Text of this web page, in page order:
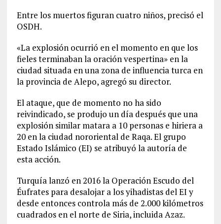
Entre los muertos figuran cuatro niños, precisó el
OSDH.
«La explosión ocurrió en el momento en que los
fieles terminaban la oración vespertina» en la
ciudad situada en una zona de influencia turca en
la provincia de Alepo, agregó su director.
El ataque, que de momento no ha sido
reivindicado, se produjo un día después que una
explosión similar matara a 10 personas e hiriera a
20 en la ciudad nororiental de Raqa. El grupo
Estado Islámico (EI) se atribuyó la autoría de
esta acción.
Turquía lanzó en 2016 la Operación Escudo del
Éufrates para desalojar a los yihadistas del EI y
desde entonces controla más de 2.000 kilómetros
cuadrados en el norte de Siria, incluida Azaz.